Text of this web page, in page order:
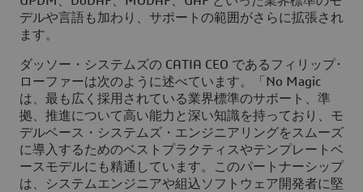
デルや言語も加わり、サポートの範囲がさらに拡張され
ます。
ダッソー・システムズの CATIA CEO であるフィリップ･
ローファーは次のように述べています。「No Magic
は、最も広く採用されている業界標準のサポート、準
拠、推進について高い能力と深い知識を持っており、モ
デルベース・システムズ・エンジニアリングをスムーズ
に導入するためのベストプラクティスやテンプレートベ
ースモデルにも精通しています。このパートナーシップ
は、システムエンジニアや組込ソフトウェア開発者に堅